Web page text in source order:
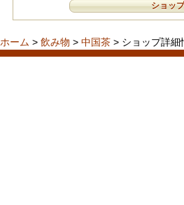
ショッ
ホーム > 飲み物 > 中国茶 > ショップ詳細